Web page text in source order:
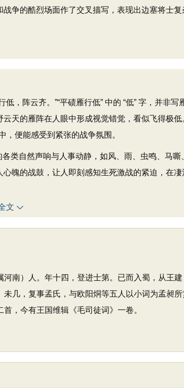
争的酷烈场面作了交叉描写，表现出边塞将士复
阵云齐。”“平碛雁行低” 中的 “低” 字，并非写
天的雁阵在人眼中形成视觉错觉，看似飞得极低
，便能感受到紧张的战争氛围。
类自然声响与人事动静，如风、雨、虫鸣、马嘶
魄的战鼓，让人即刻感知生死激战的紧迫，在凄
文
南）人。年十四，登进士第。已而入蜀，从王建
几，复事孟氏，与欧阳烔等五人以小词为孟昶所
，今有王国维辑《毛司徒词》一卷。